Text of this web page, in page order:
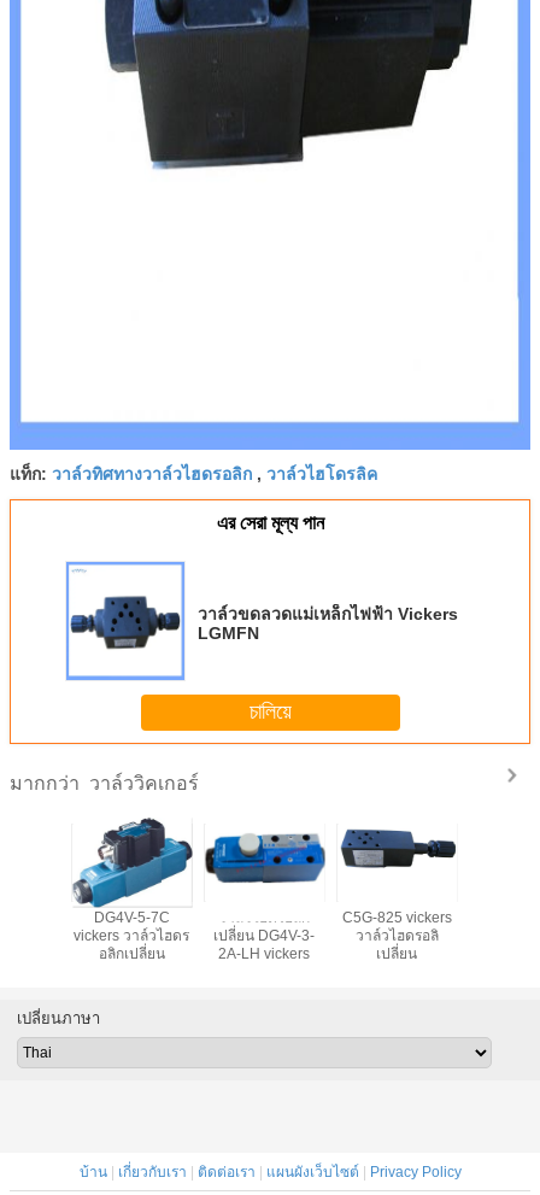
แท็ก: วาล์วทิศทางวาล์วไฮดรอลิก , วาล์วไฮโดรลิค
এর সেরা মূল্য পান
วาล์วขดลวดแม่เหล็กไฟฟ้า Vickers
LGMFN
চালিয়ে
มากกว่า วาล์ววิคเกอร์
DG4V-5-7C
vickers วาล์วไฮดร
อลิกเปลี่ยน
วาล์วไฮดรอลิก
เปลี่ยน DG4V-3-
2A-LH vickers
C5G-825 vickers
วาล์วไฮดรอลิ
เปลี่ยน
เปลี่ยนภาษา
บ้าน| เกี่ยวกับเรา | ติดต่อเรา | แผนผังเว็บไซต์ | Privacy Policy